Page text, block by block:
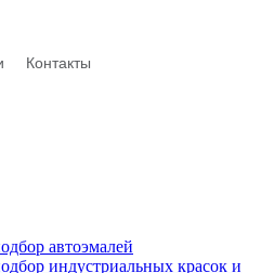
Контакты
автоэмалей
индустриальных красок и